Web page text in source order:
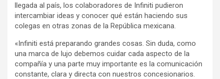
llegada al país, los colaboradores de Infiniti pudieron
intercambiar ideas y conocer qué están haciendo sus
colegas en otras zonas de la República mexicana.
«Infiniti está preparando grandes cosas. Sin duda, como
una marca de lujo debemos cuidar cada aspecto de la
compañía y una parte muy importante es la comunicación
constante, clara y directa con nuestros concesionarios.